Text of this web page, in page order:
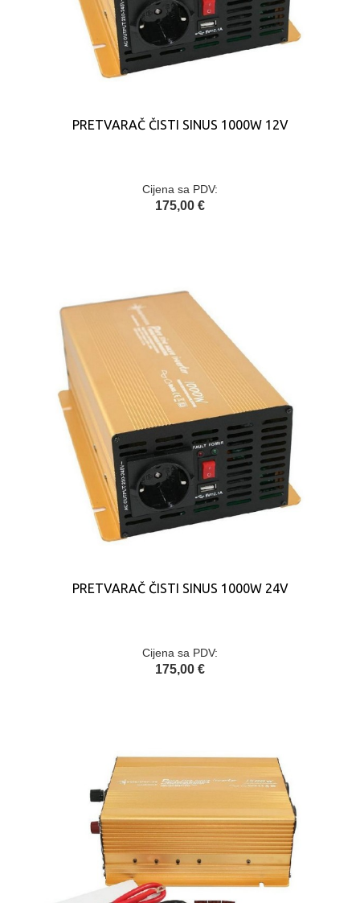
PRETVARAČ ČISTI SINUS 1000W 12V
Cijena sa PDV:
175,00 €
PRETVARAČ ČISTI SINUS 1000W 24V
Cijena sa PDV:
175,00 €